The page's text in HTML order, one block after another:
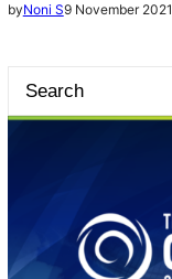
byNoni S9 November 2021